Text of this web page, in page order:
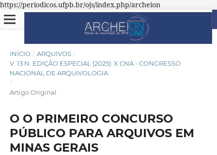
https://periodicos.ufpb.br/ojs/index.php/archeion
INÍCIO / ARQUIVOS /
V. 13 N. EDIÇÃO ESPECIAL (2025): X CNA - CONGRESSO
NACIONAL DE ARQUIVOLOGIA
/
Artigo Original
O O PRIMEIRO CONCURSO
PÚBLICO PARA ARQUIVOS EM
MINAS GERAIS